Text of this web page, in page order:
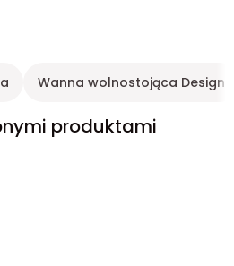
Wanna wolnostojąca Design
produktami